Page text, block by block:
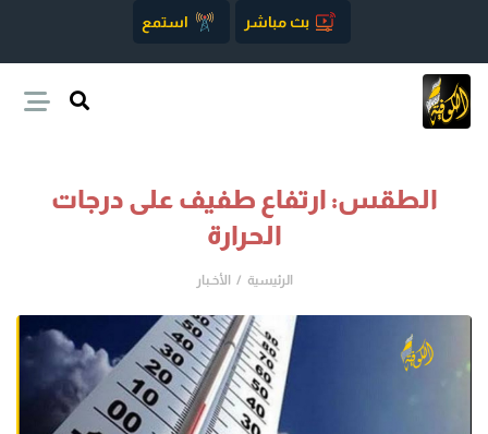
بث مباشر استمع
الطقس: ارتفاع طفيف على درجات
الحرارة
الرئيسية الأخـبار